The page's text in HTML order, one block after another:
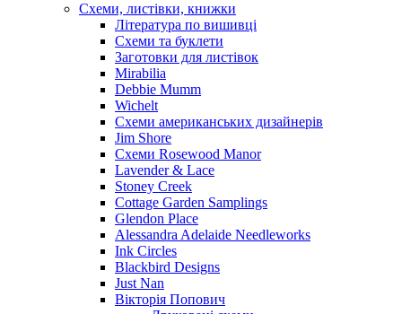
Схеми, листівки, книжки
Література по вишивці
Схеми та буклети
Заготовки для листівок
Mirabilia
Debbie Mumm
Wichelt
Схеми американських дизайнерів
Jim Shore
Cхеми Rosewood Manor
Lavender & Lace
Stoney Creek
Cottage Garden Samplings
Glendon Place
Alessandra Adelaide Needleworks
Ink Circles
Blackbird Designs
Just Nan
Вікторія Попович